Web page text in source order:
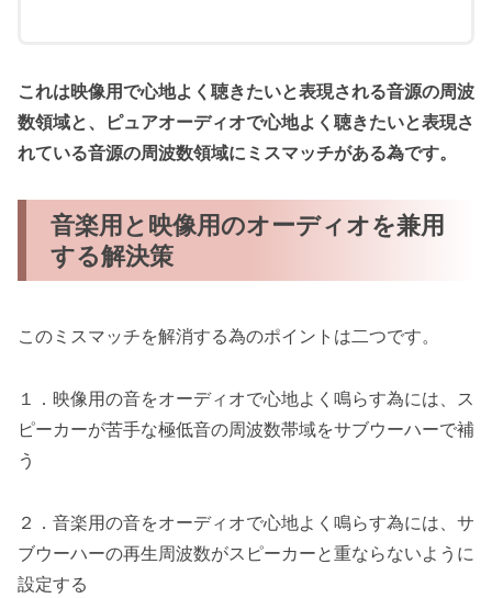
これは映像用で心地よく聴きたいと表現される音源の周波
数領域と、ピュアオーディオで心地よく聴きたいと表現さ
れている音源の周波数領域にミスマッチがある為です。
音楽用と映像用のオーディオを兼用
する解決策
このミスマッチを解消する為のポイントは二つです。
１．映像用の音をオーディオで心地よく鳴らす為には、ス
ピーカーが苦手な極低音の周波数帯域をサブウーハーで補
う
２．音楽用の音をオーディオで心地よく鳴らす為には、サ
ブウーハーの再生周波数がスピーカーと重ならないように
設定する